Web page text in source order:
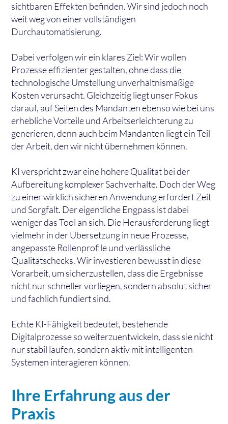
sichtbaren Effekten befinden. Wir sind jedoch noch
weit weg von einer vollständigen
Durchautomatisierung.
Dabei verfolgen wir ein klares Ziel: Wir wollen
Prozesse effizienter gestalten, ohne dass die
technologische Umstellung unverhältnismäßige
Kosten verursacht. Gleichzeitig liegt unser Fokus
darauf, auf Seiten des Mandanten ebenso wie bei uns
erhebliche Vorteile und Arbeitserleichterung zu
generieren, denn auch beim Mandanten liegt ein Teil
der Arbeit, den wir nicht übernehmen können.
KI verspricht zwar eine höhere Qualität bei der
Aufbereitung komplexer Sachverhalte. Doch der Weg
zu einer wirklich sicheren Anwendung erfordert Zeit
und Sorgfalt. Der eigentliche Engpass ist dabei
weniger das Tool an sich. Die Herausforderung liegt
vielmehr in der Übersetzung in neue Prozesse,
angepasste Rollenprofile und verlässliche
Qualitätschecks. Wir investieren bewusst in diese
Vorarbeit, um sicherzustellen, dass die Ergebnisse
nicht nur schneller vorliegen, sondern absolut sicher
und fachlich fundiert sind.
Echte KI-Fähigkeit bedeutet, bestehende
Digitalprozesse so weiterzuentwickeln, dass sie nicht
nur stabil laufen, sondern aktiv mit intelligenten
Systemen interagieren können.
Ihre Erfahrung aus der
Praxis